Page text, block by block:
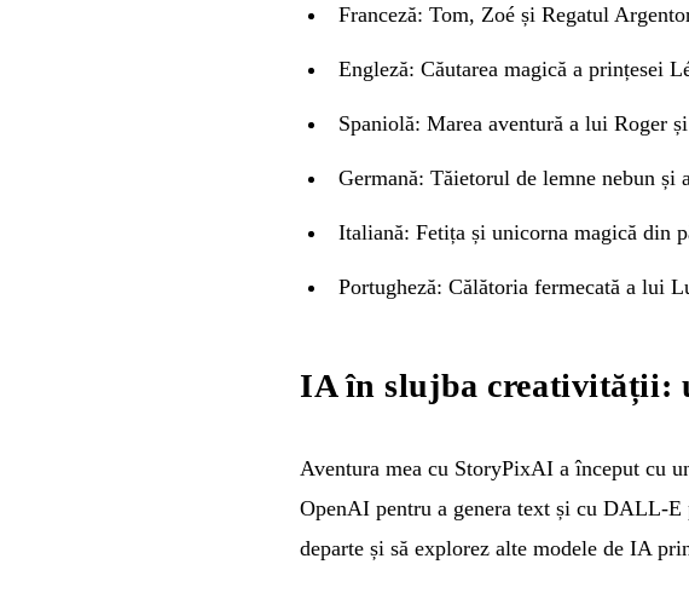
Franceză: Tom, Zoé și Regatul
Engleză: Căutarea magică a prințesei
Spaniolă: Marea aventură a lui Roger
Germană: Tăietorul de lemne nebun și
Italiană: Fetița și unicorna magică din
Portugheză: Călătoria fermecată a lui
IA în slujba creativității:
Aventura mea cu StoryPixAI a început cu
OpenAI pentru a genera text și cu DALL-E
departe și să explorez alte modele de IA